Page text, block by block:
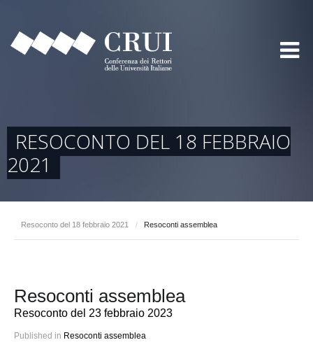
RESOCONTO DEL 18 FEBBRAIO
2021
Resoconto del 18 febbraio 2021 / Resoconti assemblea
Resoconti assemblea
Resoconto del 23 febbraio 2023
Published in Resoconti assemblea